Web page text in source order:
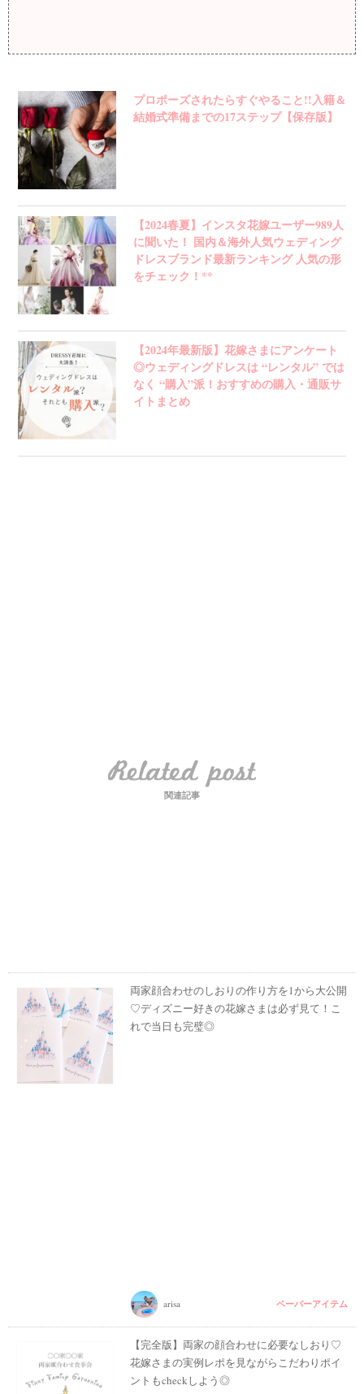
プロポーズされたらすぐやること!!入籍＆
結婚式準備までの17ステップ【保存版】
【2024春夏】インスタ花嫁ユーザー989人
に聞いた！ 国内＆海外人気ウェディング
ドレスブランド最新ランキング 人気の形
をチェック！**
【2024年最新版】花嫁さまにアンケート
◎ウェディングドレスは “レンタル” では
なく “購入”派！おすすめの購入・通販サ
イトまとめ
関連記事
両家顔合わせのしおりの作り方を1から大公開
♡ディズニー好きの花嫁さまは必ず見て！こ
れで当日も完璧◎
arisa ペーパーアイテム
【完全版】両家の顔合わせに必要なしおり♡
花嫁さまの実例レポを見ながらこだわりポイ
ントもcheckしよう◎